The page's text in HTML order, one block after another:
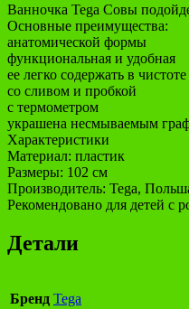
Ванночка Tega Совы
Основные преимущества:
анатомической формы
функциональная и удобная
ее легко содержать в чистоте
со сливом и пробкой
с термометром
украшена несмываемым
Характеристики
Материал: пластик
Размеры: 102 см
Производитель: Tega,
Рекомендовано для детей с
Детали
Бренд Tega